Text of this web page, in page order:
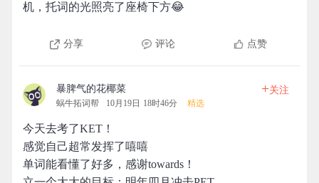
机，托词的光照亮了座椅下方😂
分享 评论 点赞
暴脾气的花椰菜
蜗牛拓词帮 10月19日 18时46分 精选
+关注
今天去考了KET！
感觉自己超常发挥了嘻嘻
单词能看懂了好多，感谢towards！